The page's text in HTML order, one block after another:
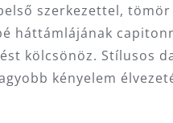
szerkezettel,
háttámlájának
kölcsönöz. Stílusos
kényelem